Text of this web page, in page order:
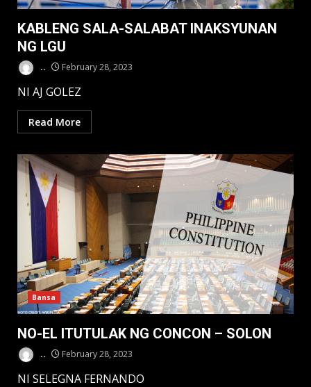
KABLENG SALA-SALABAT INAKSYUNAN
NG LGU
.. February 28, 2023
NI AJ GOLEZ
Read More
Bansa
NO-EL ITUTULAK NG CONCON – SOLON
.. February 28, 2023
NI SELEGNA FERNANDO